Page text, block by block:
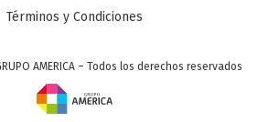
Términos y Condiciones
AMERICA – Todos los derechos reservados